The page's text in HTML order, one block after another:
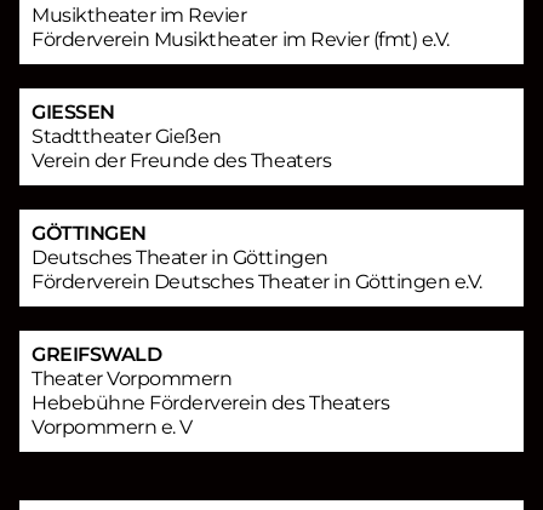
Musiktheater im Revier
Förderverein Musiktheater im Revier (fmt) e.V.
GIESSEN
Stadttheater Gießen
Verein der Freunde des Theaters
GÖTTINGEN
Deutsches Theater in Göttingen
Förderverein Deutsches Theater in Göttingen e.V.
GREIFSWALD
Theater Vorpommern
Hebebühne Förderverein des Theaters
Vorpommern e. V